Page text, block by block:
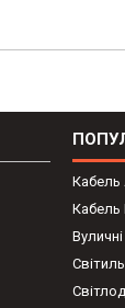
Кабель
Кабель